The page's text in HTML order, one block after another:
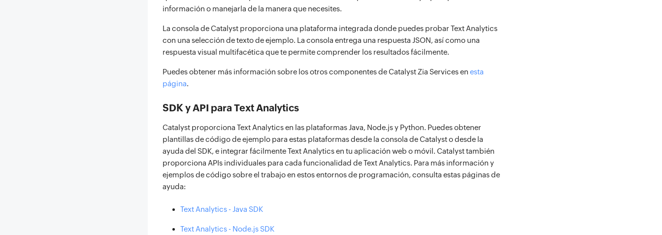
información o manejarla de la manera que necesites.
La consola de Catalyst proporciona una plataforma integrada donde puedes probar Text Analytics
con una selección de texto de ejemplo. La consola entrega una respuesta JSON, así como una
respuesta visual multifacética que te permite comprender los resultados fácilmente.
Puedes obtener más información sobre los otros componentes de Catalyst Zia Services en esta
página.
SDK y API para Text Analytics
Catalyst proporciona Text Analytics en las plataformas Java, Node.js y Python. Puedes obtener
plantillas de código de ejemplo para estas plataformas desde la consola de Catalyst o desde la
ayuda del SDK, e integrar fácilmente Text Analytics en tu aplicación web o móvil. Catalyst también
proporciona APIs individuales para cada funcionalidad de Text Analytics. Para más información y
ejemplos de código sobre el trabajo en estos entornos de programación, consulta estas páginas de
ayuda:
Text Analytics - Java SDK
Text Analytics - Node.js SDK